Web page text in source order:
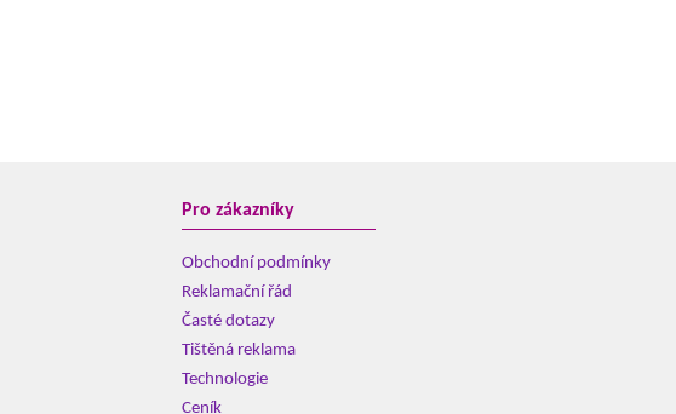
Pro zákazníky
Obchodní podmínky
Reklamační řád
Časté dotazy
Tištěná reklama
Technologie
Ceník